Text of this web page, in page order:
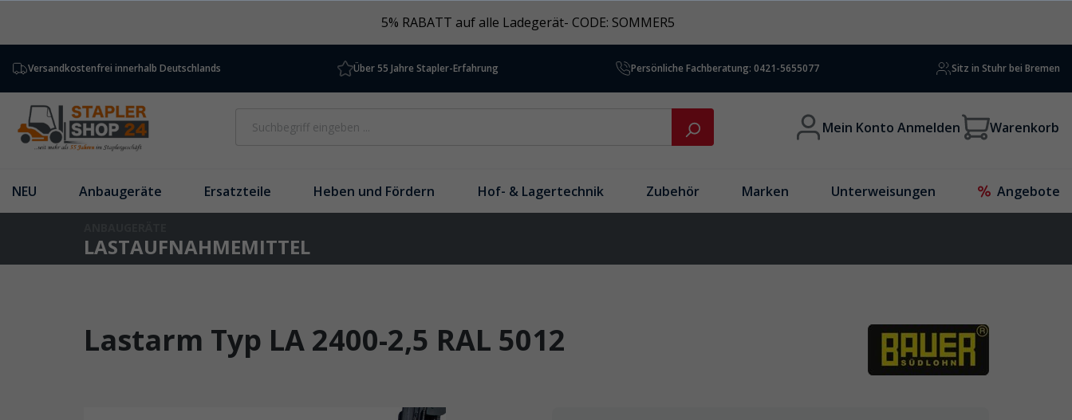
5% RABATT auf alle Ladegerät- CODE: SOMMER5
Versandkostenfrei innerhalb Deutschlands Über 55 Jahre Stapler-Erfahrung Persönliche Fachberatung: 0421-5655077 Sitz in Stuhr bei Bremen
Mein Konto Anmelden Warenkorb
NEU Anbaugeräte Ersatzteile Heben und Fördern Hof- & Lagertechnik Zubehör Marken Unterweisungen Angebote
LASTAUFNAHMEMITTEL
Lastarm Typ LA 2400-2,5 RAL 5012